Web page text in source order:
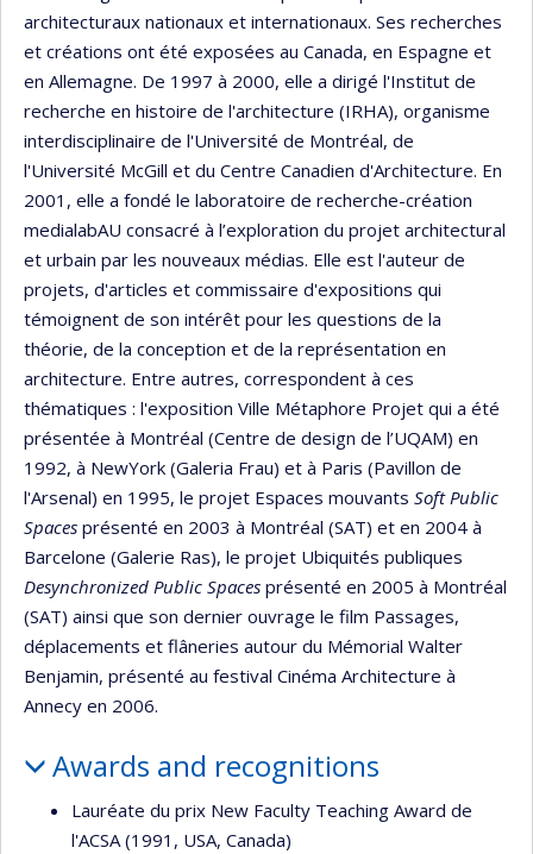
architecturaux nationaux et internationaux. Ses recherches
et créations ont été exposées au Canada, en Espagne et
en Allemagne. De 1997 à 2000, elle a dirigé l'Institut de
recherche en histoire de l'architecture (IRHA), organisme
interdisciplinaire de l'Université de Montréal, de
l'Université McGill et du Centre Canadien d'Architecture. En
2001, elle a fondé le laboratoire de recherche-création
medialabAU consacré à l’exploration du projet architectural
et urbain par les nouveaux médias. Elle est l'auteur de
projets, d'articles et commissaire d'expositions qui
témoignent de son intérêt pour les questions de la
théorie, de la conception et de la représentation en
architecture. Entre autres, correspondent à ces
thématiques : l'exposition Ville Métaphore Projet qui a été
présentée à Montréal (Centre de design de l’UQAM) en
1992, à NewYork (Galeria Frau) et à Paris (Pavillon de
l'Arsenal) en 1995, le projet Espaces mouvants Soft Public
Spaces présenté en 2003 à Montréal (SAT) et en 2004 à
Barcelone (Galerie Ras), le projet Ubiquités publiques
Desynchronized Public Spaces présenté en 2005 à Montréal
(SAT) ainsi que son dernier ouvrage le film Passages,
déplacements et flâneries autour du Mémorial Walter
Benjamin, présenté au festival Cinéma Architecture à
Annecy en 2006.
Awards and recognitions
Lauréate du prix New Faculty Teaching Award de
l'ACSA (1991, USA, Canada)